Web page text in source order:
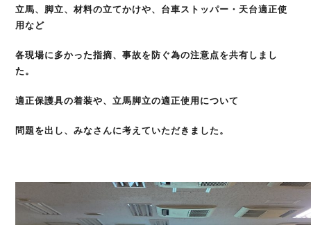
立馬、脚立、材料の立てかけや、台車ストッパー・天台適正使
用など
各現場に多かった指摘、事故を防ぐ為の注意点を共有しまし
た。
適正保護具の着装や、立馬脚立の適正使用について
問題を出し、みなさんに考えていただきました。